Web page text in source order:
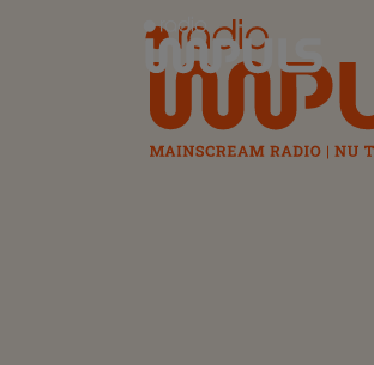
Radio Impuls